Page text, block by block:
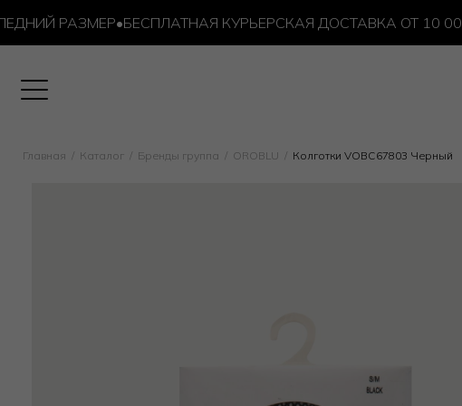
РАЗМЕР•БЕСПЛАТНАЯ КУРЬЕРСКАЯ ДОСТАВКА ОТ 10 000 ₽•
Главная Каталог Бренды группа OROBLU Колготки VOBC67803 Черный